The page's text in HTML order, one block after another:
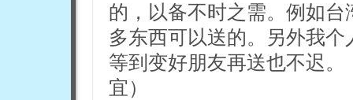
的，以备不时之需。例如
多东西可以送的。另外我
等到变好朋友再送也不迟
宜）